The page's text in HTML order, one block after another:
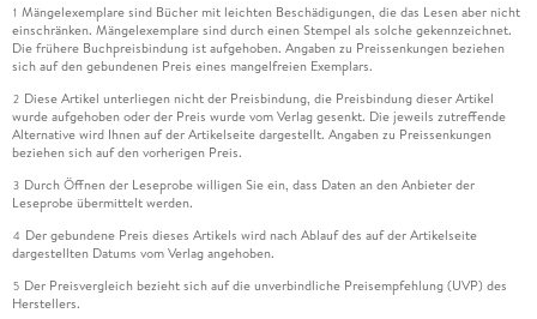
1 Mängelexemplare sind Bücher mit leichten Beschädigungen, die das Lesen aber nicht
einschränken. Mängelexemplare sind durch einen Stempel als solche gekennzeichnet.
Die frühere Buchpreisbindung ist aufgehoben. Angaben zu Preissenkungen beziehen
sich auf den gebundenen Preis eines mangelfreien Exemplars.
2 Diese Artikel unterliegen nicht der Preisbindung, die Preisbindung dieser Artikel
wurde aufgehoben oder der Preis wurde vom Verlag gesenkt. Die jeweils zutreffende
Alternative wird Ihnen auf der Artikelseite dargestellt. Angaben zu Preissenkungen
beziehen sich auf den vorherigen Preis.
3 Durch Öffnen der Leseprobe willigen Sie ein, dass Daten an den Anbieter der
Leseprobe übermittelt werden.
4 Der gebundene Preis dieses Artikels wird nach Ablauf des auf der Artikelseite
dargestellten Datums vom Verlag angehoben.
5 Der Preisvergleich bezieht sich auf die unverbindliche Preisempfehlung (UVP) des
Herstellers.